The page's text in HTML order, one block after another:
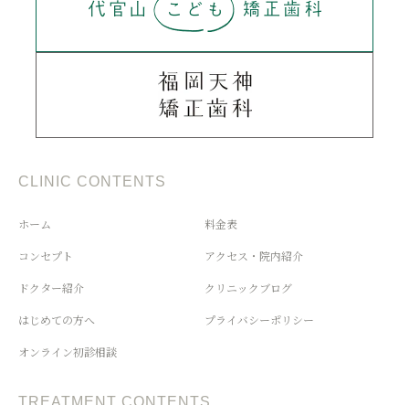
CLINIC CONTENTS
ホーム
コンセプト
ドクター紹介
はじめての方へ
オンライン初診相談
料金表
アクセス・院内紹介
クリニックブログ
プライバシーポリシー
TREATMENT CONTENTS